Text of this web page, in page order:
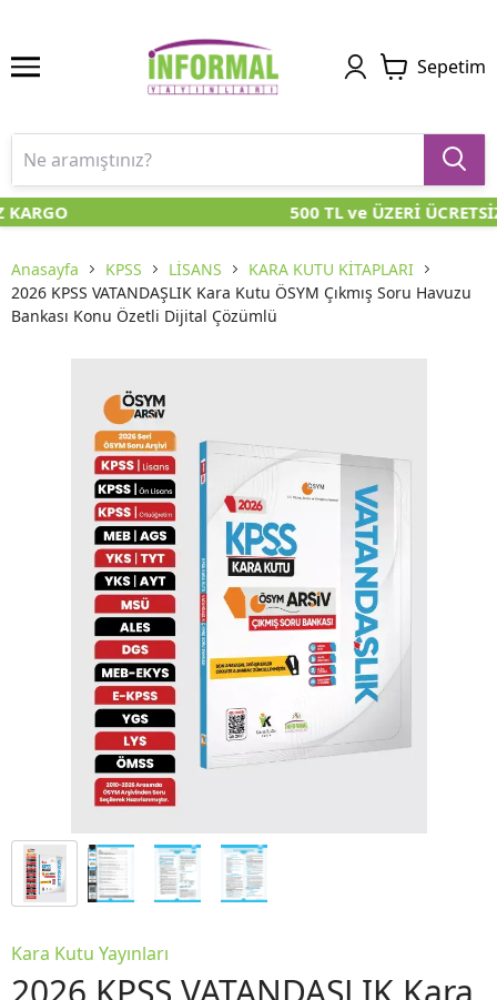
Sepetim
500 TL ve ÜZERİ
Anasayfa KPSS LİSANS
KARA KUTU KİTAPLARI
2026 KPSS VATANDAŞLIK Kara Kutu ÖSYM Çıkmış Soru Havuzu
Bankası Konu Özetli Dijital Çözümlü
Kara Kutu Yayınları